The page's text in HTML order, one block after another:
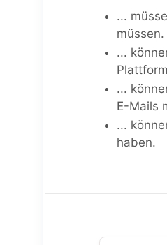
...
müssen.
...
...
E-Mails
...
haben.